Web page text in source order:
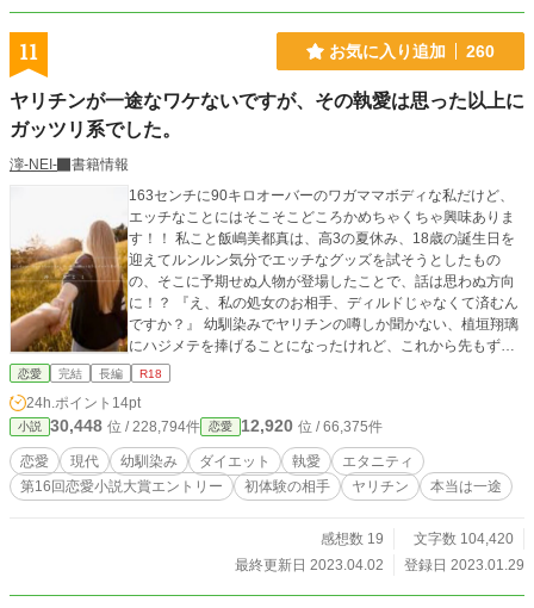
11 お気に入り追加 260
ヤリチンが一途なワケないですが、その執愛は思った以上に
ガッツリ系でした。
濘-NEI-
書籍情報
163センチに90キロオーバーのワガママボディな私だけど、
エッチなことにはそこそこどころかめちゃくちゃ興味ありま
す！！ 私こと飯嶋美都真は、高3の夏休み、18歳の誕生日を
迎えてルンルン気分でエッチなグッズを試そうとしたもの
の、そこに予期せぬ人物が登場したことで、話は思わぬ方向
に！？ 『え、私の処女のお相手、ディルドじゃなくて済むん
ですか？』 幼馴染みでヤリチンの噂しか聞かない、植垣翔璃
にハジメテを捧げることになったけれど、これから先もずっ
とおデブなキャラで生きて行くのか悩んだ美都真は留学を決
恋愛 完結 長編 R18
24h.ポイント 14pt
小説 30,448 位 / 228,794件 恋愛 12,920 位 / 66,375件
恋愛 現代 幼馴染み ダイエット 執愛
エタニティ
第16回恋愛小説大賞エントリー
初体験の相手 ヤリチン 本当は一途
感想数 19
文字数 104,420
最終更新日 2023.04.02
登録日 2023.01.29